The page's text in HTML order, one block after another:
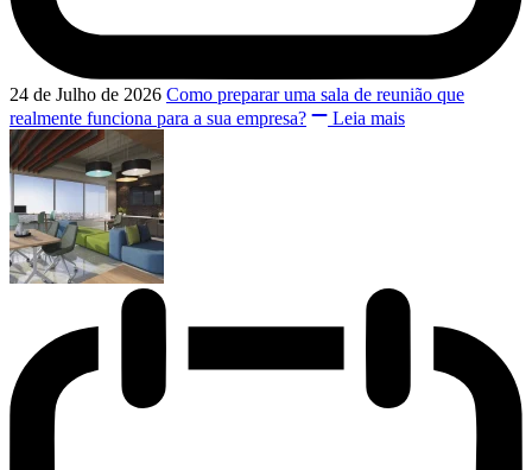
24 de Julho de 2026 Como preparar uma sala de reunião que
realmente funciona para a sua empresa?
Leia mais